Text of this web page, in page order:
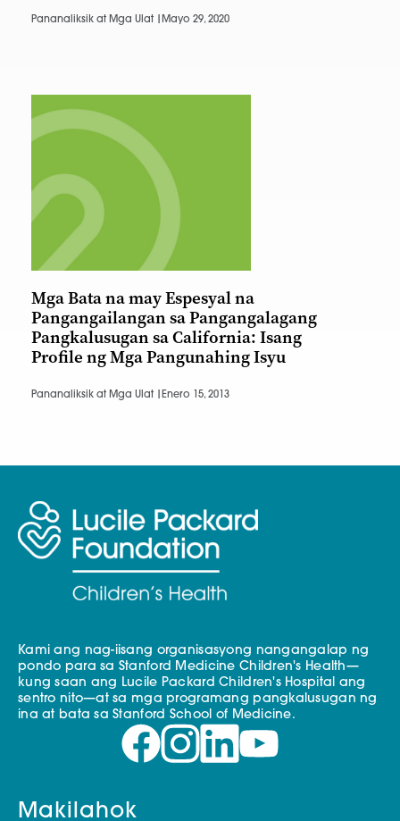
Pananaliksik at Mga Ulat | Mayo 29, 2020
Mga Bata na may Espesyal na
Pangangailangan sa Pangangalagang
Pangkalusugan sa California: Isang
Profile ng Mga Pangunahing Isyu
Pananaliksik at Mga Ulat | Enero 15, 2013
Kami ang nag-iisang organisasyong nangangalap ng
pondo para sa Stanford Medicine Children's Health—
kung saan ang Lucile Packard Children's Hospital ang
sentro nito—at sa mga programang pangkalusugan ng
ina at bata sa Stanford School of Medicine.
Makilahok